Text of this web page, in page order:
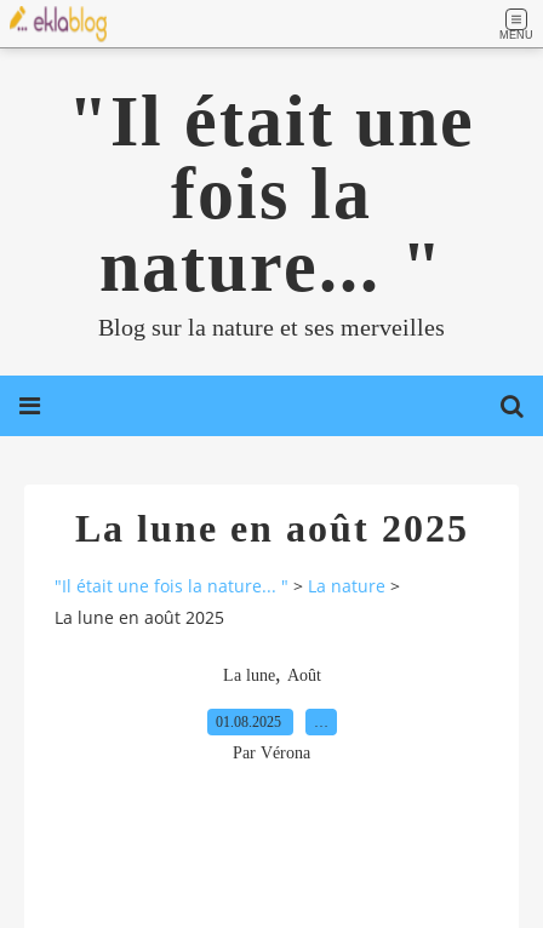
MENU
"Il était une
fois la
nature... "
Blog sur la nature et ses merveilles
La lune en août 2025
"Il était une fois la nature... " > La nature >
La lune en août 2025
La lune, Août
01.08.2025
Par Vérona